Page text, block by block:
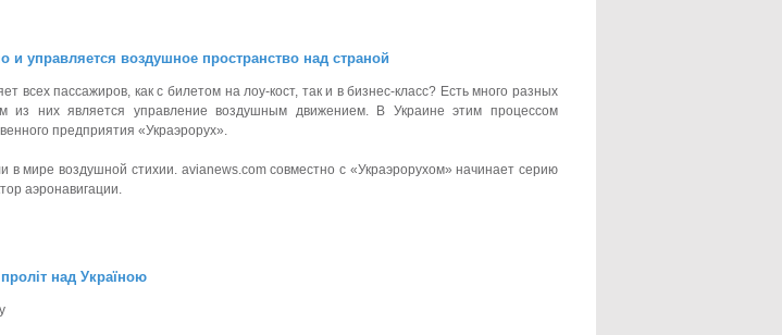
и управляется воздушное пространство над страной
всех пассажиров, как с билетом на лоу-кост, так и в бизнес-класс? Есть много разных
из них является управление воздушным движением. В Украине этим процессом
предприятия «Украэрорух».
мире воздушной стихии. avianews.com совместно с «Украэрорухом» начинает серию
аэронавигации.
над Україною